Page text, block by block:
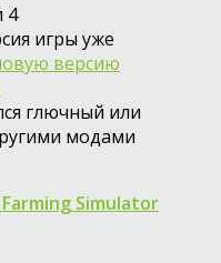
4
игры уже
версию
глючный или
модами
Simulator